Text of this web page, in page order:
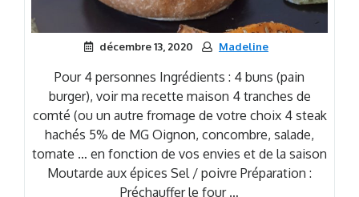
décembre 13, 2020 Madeline
Pour 4 personnes Ingrédients : 4 buns (pain
burger), voir ma recette maison 4 tranches de
comté (ou un autre fromage de votre choix 4 steak
hachés 5% de MG Oignon, concombre, salade,
tomate … en fonction de vos envies et de la saison
Moutarde aux épices Sel / poivre Préparation :
Préchauffer le four …